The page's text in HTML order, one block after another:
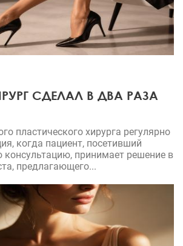
СДЕЛАЛ В ДВА РАЗА
пластического хирурга регулярно
когда пациент, посетивший
консультацию, принимает решение в
предлагающего...